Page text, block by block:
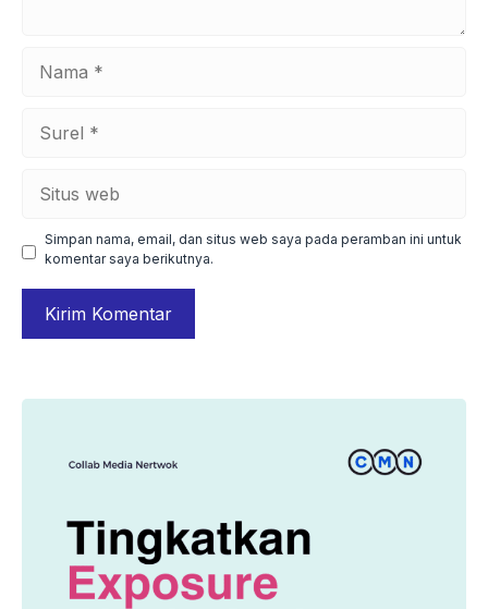
web
Simpan nama, email, dan situs web saya pada peramban ini untuk
komentar saya berikutnya.